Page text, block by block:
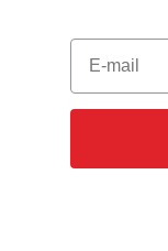
E-mail